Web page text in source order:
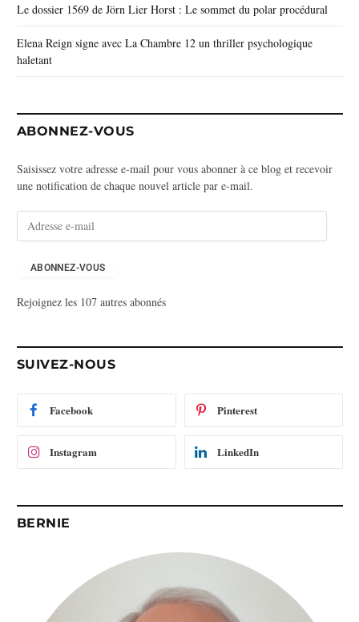
Le dossier 1569 de Jörn Lier Horst : Le sommet du polar procédural
Elena Reign signe avec La Chambre 12 un thriller psychologique
haletant
ABONNEZ-VOUS
Saisissez votre adresse e-mail pour vous abonner à ce blog et recevoir
une notification de chaque nouvel article par e-mail.
s
-
m
ABONNEZ-VOUS
Rejoignez les 107 autres abonnés
SUIVEZ-NOUS
Facebook Pinterest
Instagram LinkedIn
BERNIE